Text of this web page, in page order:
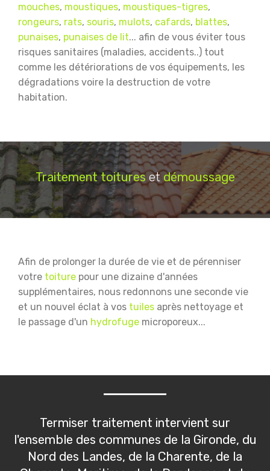
mouches, moustiques, moustiques-tigres,
rongeurs, rats, souris, mulots, cafards, blattes,
punaises, punaises de lit... afin de vous éviter tous
risques sanitaires (maladies, accidents..) tout
comme les détériorations de vos équipements, les
dégradations voire la destruction de votre
habitation.
Traitement toitureset démoussage
Afin de prolonger la durée de vie et de pérenniser
votre toiture pour une dizaine d'années
supplémentaires, nous redonnons une seconde vie
et un nouvel éclat à vos tuiles après nettoyage et
le passage d'un hydrofuge microporeux...
Termiser traitement intervient sur
l'ensemble des communes de la Gironde, du
Nord des Landes, de la Charente, de la